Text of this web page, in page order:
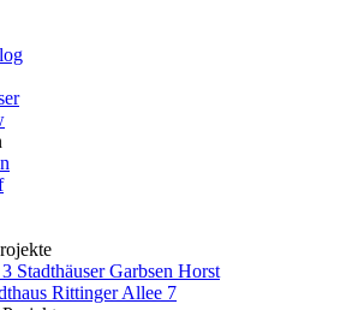
Stadthäuser Garbsen Horst
Rittinger Allee 7